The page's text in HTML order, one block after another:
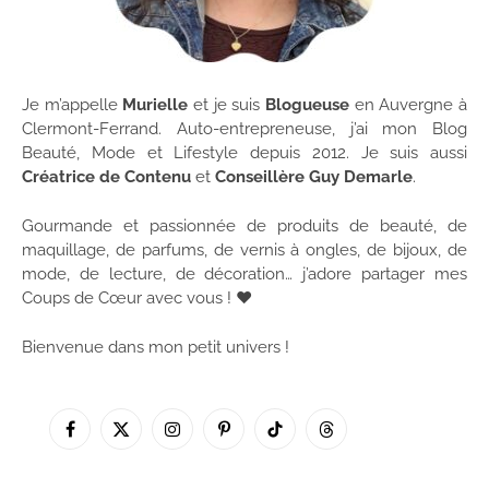
Je m’appelle Murielle et je suis Blogueuse en Auvergne à
Clermont-Ferrand. Auto-entrepreneuse, j’ai mon Blog
Beauté, Mode et Lifestyle depuis 2012. Je suis aussi
Créatrice de Contenu et Conseillère Guy Demarle.
Gourmande et passionnée de produits de beauté, de
maquillage, de parfums, de vernis à ongles, de bijoux, de
mode, de lecture, de décoration… j’adore partager mes
Coups de Cœur avec vous ! ♥
Bienvenue dans mon petit univers !
Facebook
X
InstagramPinterestTikTok Threads